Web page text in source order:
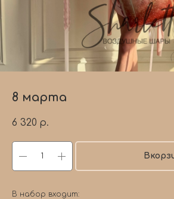
8 марта
6 320 р.
В набор входит: